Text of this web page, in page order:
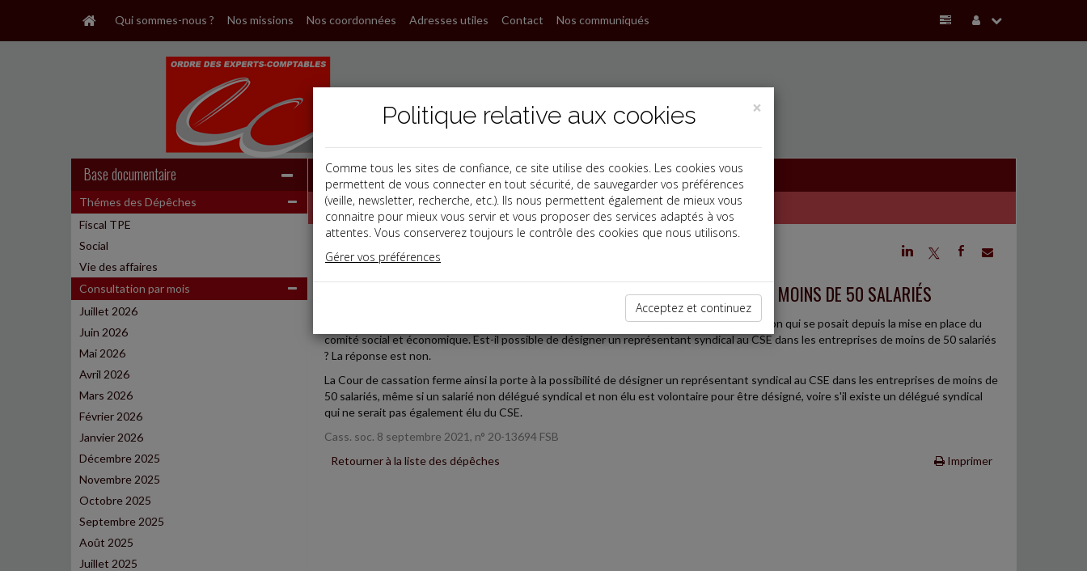
Qui sommes-nous ? Nos missions Nos coordonnées Adresses utiles Contact Nos communiqués
Base documentaire
Thémes des Dépêches
Fiscal TPE
Social
Vie des affaires
Consultation par mois
Juillet 2026
Juin 2026
Mai 2026
Avril 2026
Mars 2026
Février 2026
Janvier 2026
Décembre 2025
Novembre 2025
Octobre 2025
Septembre 2025
Août 2025
Juillet 2025
Dépêches
j a b
Date: 2021-09-22
PAS DE REPRÉSENTANT SYNDICAL AU CSE DANS LES ENTREPRISES DE MOINS DE 50 SALARIÉS
Dans un arrêt du 8 septembre 2021, la Cour de cassation répond clairement à une question qui se posait depuis la mise en place du
comité social et économique. Est-il possible de désigner un représentant syndical au CSE dans les entreprises de moins de 50 salariés
? La réponse est non.
La Cour de cassation ferme ainsi la porte à la possibilité de désigner un représentant syndical au CSE dans les entreprises de moins de
50 salariés, même si un salarié non délégué syndical et non élu est volontaire pour être désigné, voire s'il existe un délégué syndical
qui ne serait pas également élu du CSE.
Cass. soc. 8 septembre 2021, n° 20-13694 FSB
Retourner à la liste des dépêches
Imprimer
×
Politique relative aux cookies
Comme tous les sites de confiance, ce site utilise des cookies. Les cookies vous
permettent de vous connecter en tout sécurité, de sauvegarder vos préférences
(veille, newsletter, recherche, etc.). Ils nous permettent également de mieux vous
connaitre pour mieux vous servir et vous proposer des services adaptés à vos
attentes. Vous conserverez toujours le contrôle des cookies que nous utilisons.
Gérer vos préférences
Acceptez et continuez